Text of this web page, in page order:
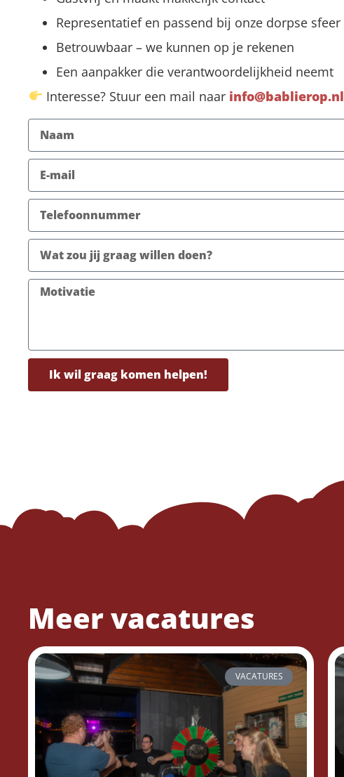
Representatief en passend bij onze dorpse sfeer
Betrouwbaar – we kunnen op je rekenen
Een aanpakker die verantwoordelijkheid neemt
Interesse? Stuur een mail naar info@bablierop.nl
Ik wil graag komen helpen!
Meer vacatures
VACATURES